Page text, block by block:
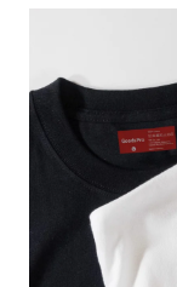
で解像度
いの規格
プレート
イページ
てご利用
お客様自
場合につ
に対して
該当いたし
分だけのの
イン改造や
名前入れや
相談もお請
名入れにつ
ただ、お客
もしかした
側と上につ
ません。
風向きを考
デザインを
と良いかひ
みする都
など）ので
位は不可
ズレ5ｍｍ
みする都
など）ので
位は不可
ズレ5ｍｍ
生地のふち
を通す筒を
むため、耐
立ちます。
カーブ形状
生地のふち
を通す筒を
むため、耐
立ちます。
カーブ形状
各辺のおお
い糸を走ら
のぼり旗の
すのでその
を防止する
棒袋縫い
一般的なの
厚みが約
ます。
のぼり旗製
す。生地の